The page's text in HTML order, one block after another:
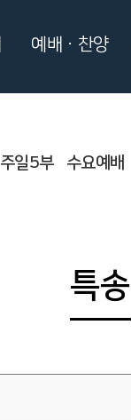
주일5부 수요예배
특송
예배ㆍ찬양